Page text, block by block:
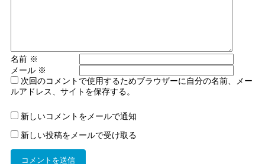
名前 ※
メール ※
次回のコメントで使用するためブラウザーに自分の名前、メー
ルアドレス、サイトを保存する。
新しいコメントをメールで通知
新しい投稿をメールで受け取る